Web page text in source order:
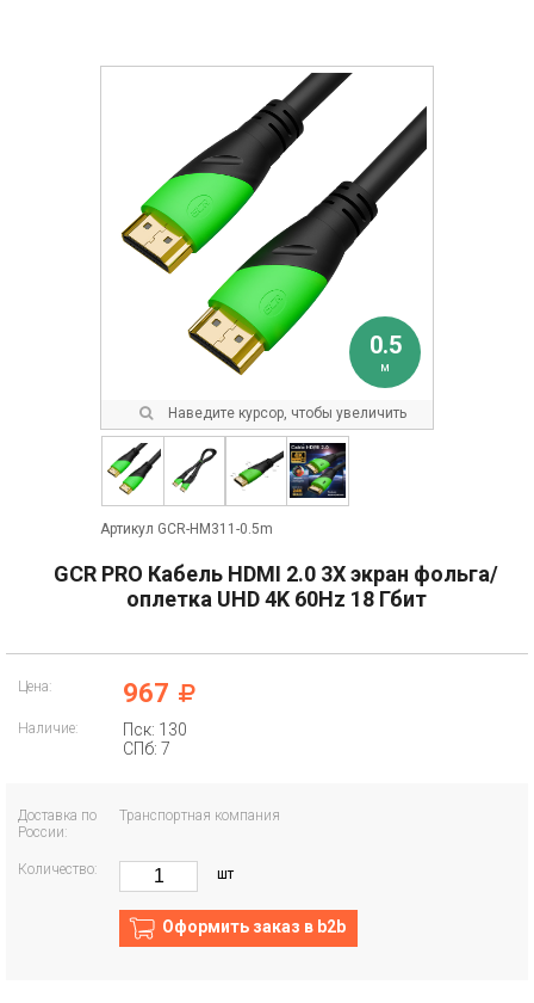
0.5
м
Наведите курсор, чтобы увеличить
Артикул GCR-HM311-0.5m
GCR PRO Кабель HDMI 2.0 3Х экран фольга/
оплетка UHD 4K 60Hz 18 Гбит
Цена: 967
Наличие:
Пск: 130
СПб: 7
Доставка по
России:
Транспортная компания
Количество: шт
Оформить заказ в b2b